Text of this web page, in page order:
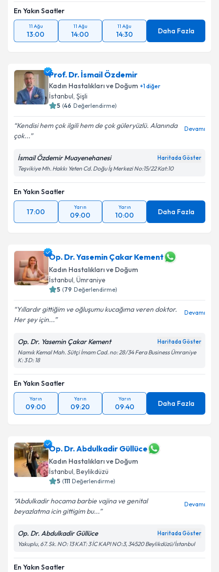
En Yakın Saatler
11 Ağu
13:00
11 Ağu
14:00
11 Ağu
14:30 Daha Fazla
Prof. Dr. İsmail Özdemir
Kadın Hastalıkları ve Doğum +1diğer
İstanbul, Şişli
5 (46 Değerlendirme)
Kendisi hem çok ilgili hem de çok güleryüzlü. Alanında
çok...
Devamı
İsmail Özdemir Muayenehanesi Haritada Göster
Teşvikiye Mh. Hakkı Yeten Cd. Doğu İş Merkezi No:15/22 Kat:10
En Yakın Saatler
17:00
Yarın
09:00
Yarın
10:00 Daha Fazla
Op. Dr. Yasemin Çakar Kement
Kadın Hastalıkları ve Doğum
İstanbul, Ümraniye
5 (79 Değerlendirme)
Yıllardır gittiğim ve oğluşumu kucağıma veren doktor.
Her şey için...
Devamı
Op. Dr. Yasemin Çakar Kement Haritada Göster
Namık Kemal Mah. Sütçi İmam Cad. no: 28/34 Fera Business Ümraniye
K: 3 D: 18
En Yakın Saatler
Yarın
09:00
Yarın
09:20
Yarın
09:40 Daha Fazla
Op. Dr. Abdulkadir Güllüce
Kadın Hastalıkları ve Doğum
İstanbul, Beylikdüzü
5 (111 Değerlendirme)
Abdulkadir hocama barbie vajina ve genital
beyazlatma icin gittigim bu...
Devamı
Op. Dr. Abdulkadir Güllüce Haritada Göster
Yakuplu, 67. Sk. NO: 13 KAT: 3 İC KAPI NO:3, 34520 Beylikdüzü/İstanbul
En Yakın Saatler